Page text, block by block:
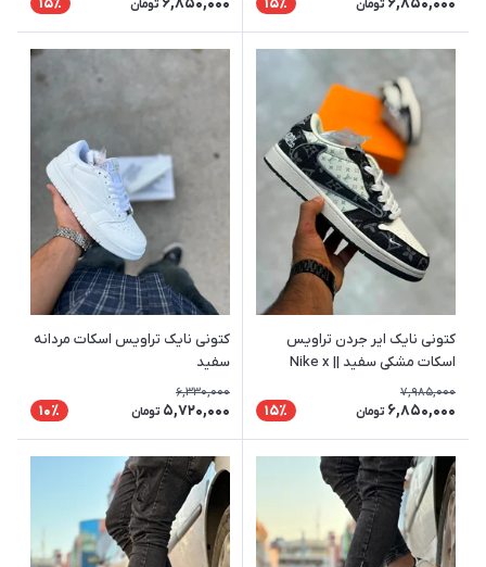
تومان 15٪ تومان 15٪
کتونی نایک ایر جردن تراویس
اسکات مشکی سفید || Nike x
Travis Scott
7,985,000
6,850,000 تومان 15٪
کتونی نایک تراویس اسکات مردانه
سفید
6,330,000
5,720,000 تومان 10٪